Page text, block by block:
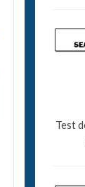
Test